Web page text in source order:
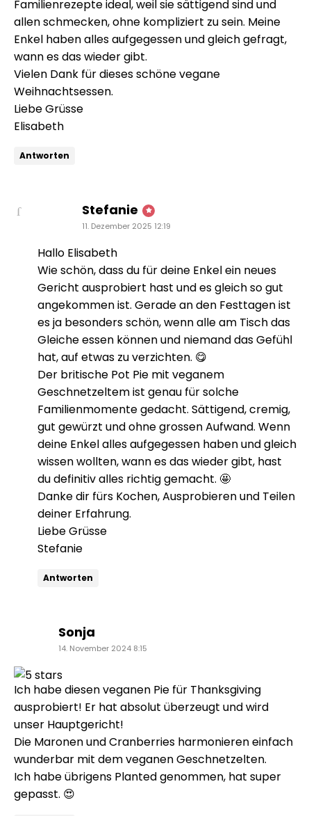
Familienrezepte ideal, weil sie sättigend sind und
allen schmecken, ohne kompliziert zu sein. Meine
Enkel haben alles aufgegessen und gleich gefragt,
wann es das wieder gibt.
Vielen Dank für dieses schöne vegane
Weihnachtsessen.
Liebe Grüsse
Elisabeth
Antworten
Stefanie sagt:
11. Dezember 2025 12:19
Hallo Elisabeth
Wie schön, dass du für deine Enkel ein neues
Gericht ausprobiert hast und es gleich so gut
angekommen ist. Gerade an den Festtagen ist
es ja besonders schön, wenn alle am Tisch das
Gleiche essen können und niemand das Gefühl
hat, auf etwas zu verzichten. 😋
Der britische Pot Pie mit veganem
Geschnetzeltem ist genau für solche
Familienmomente gedacht. Sättigend, cremig,
gut gewürzt und ohne grossen Aufwand. Wenn
deine Enkel alles aufgegessen haben und gleich
wissen wollten, wann es das wieder gibt, hast
du definitiv alles richtig gemacht. 🤩
Danke dir fürs Kochen, Ausprobieren und Teilen
deiner Erfahrung.
Liebe Grüsse
Stefanie
Antworten
Sonja
14. November 2024 8:15
Ich habe diesen veganen Pie für Thanksgiving
ausprobiert! Er hat absolut überzeugt und wird
unser Hauptgericht!
Die Maronen und Cranberries harmonieren einfach
wunderbar mit dem veganen Geschnetzelten.
Ich habe übrigens Planted genommen, hat super
gepasst. 😍